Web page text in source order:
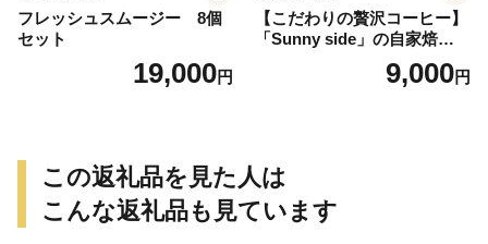
フレッシュスムージー 8個
セット
19,000円
【こだわりの贅沢コーヒー】
「Sunny side」の自家焙煎珈
琲ブレンド珈琲飲み比べセッ
9,000円
この返礼品を見た人は
こんな返礼品も見ています